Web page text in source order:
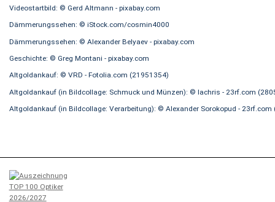
Videostartbild: © Gerd Altmann - pixabay.com
Dämmerungssehen: © iStock.com/cosmin4000
Dämmerungssehen: © Alexander Belyaev - pixabay.com
Geschichte: © Greg Montani - pixabay.com
Altgoldankauf: © VRD - Fotolia.com (21951354)
Altgoldankauf (in Bildcollage: Schmuck und Münzen): © lachris - 23rf.com
Altgoldankauf (in Bildcollage: Verarbeitung): © Alexander Sorokopud - 23rf.com